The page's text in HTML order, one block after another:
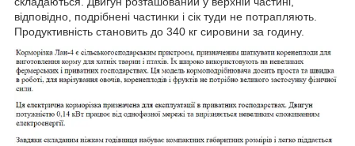
відповідно, подрібнені частинки і сік туди не потрапляють.
Продуктивність становить до 340 кг сировини за годину.